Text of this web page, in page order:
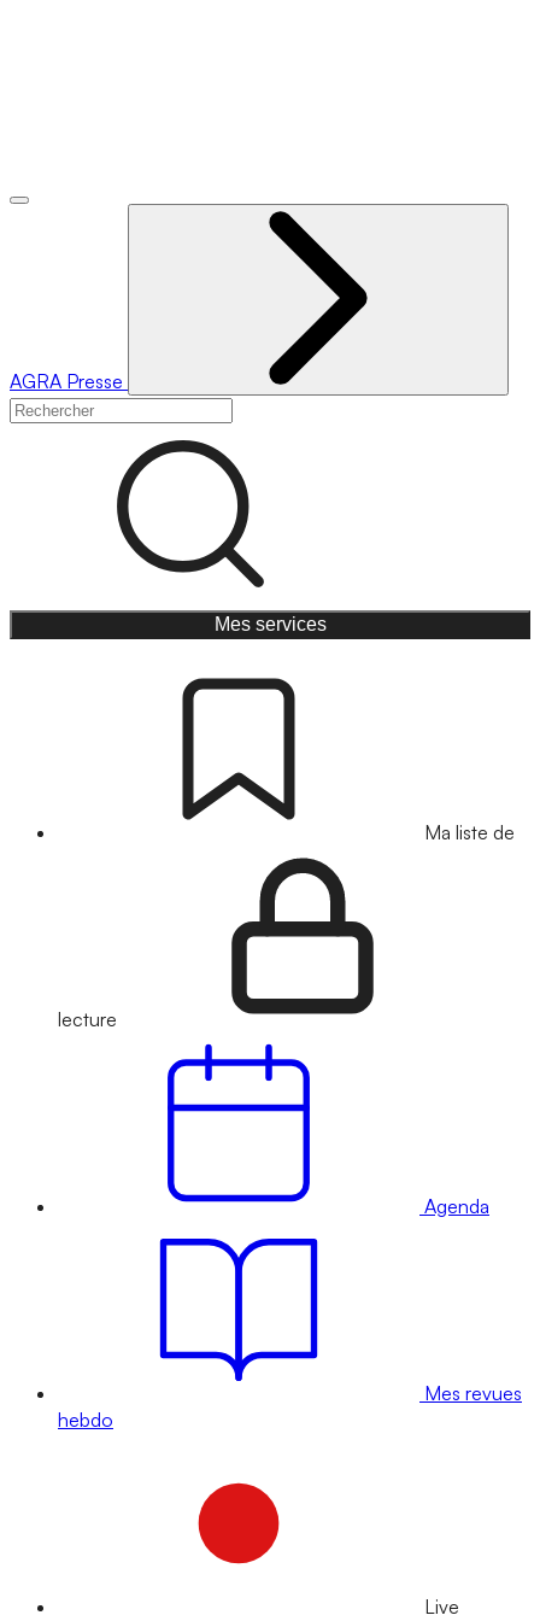
AGRA Presse
Mes services
Ma liste de
lecture
Agenda
Mes revues
hebdo
Live